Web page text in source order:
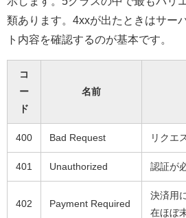
類あります。4xxが出たときはサー
ト内容を確認するのが基本です。
コ
ー
ド
名前
400 Bad Request リクエ
401 Unauthorized 認証が
402 Payment Required
決済用
在ほぼ